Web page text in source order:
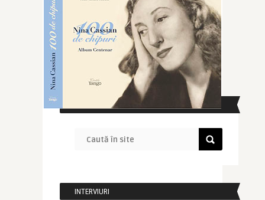
CAUTĂ ÎN SITE
INTERVIURI